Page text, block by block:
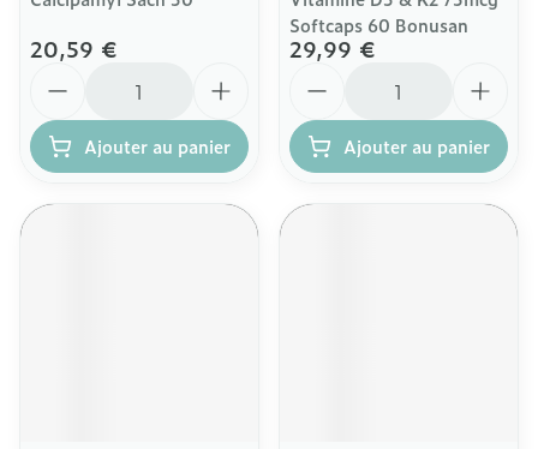
20,59 €
Ajouter au panier
Softcaps 60 Bonusan
29,99 €
Ajouter au panier